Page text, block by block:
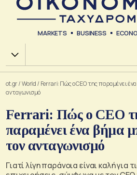
MARKETS BUSINESS
Χ.Α.
ot.gr/World / Ferrari: Πώς ο CEO της παραμένει
ανταγωνισμό
Ferrari: Πώς ο CEO
παραμένει ένα βήμα
τον ανταγωνισμό
Γιατί λίγη παράνοια είναι καλή για